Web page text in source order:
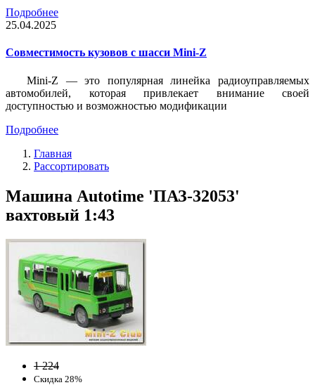
Подробнее
25.04.2025
Совместимость кузовов с шасси Mini-Z
Mini-Z — это популярная линейка радиоуправляемых
автомобилей, которая привлекает внимание своей
доступностью и возможностью модификации
Подробнее
Главная
Рассортировать
Машина Autotime 'ПАЗ-32053'
вахтовый 1:43
1 224
Скидка 28%